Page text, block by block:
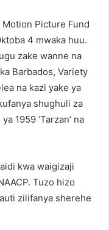
Picture Fund
4 mwaka huu.
zake wanne na
Barbados, Variety
na kazi yake ya
shughuli za
1959 ‘Tarzan’ na
kwa waigizaji
Tuzo hizo
zilifanya sherehe